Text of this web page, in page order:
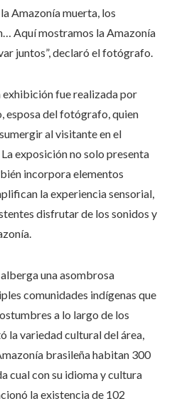
Amazonía muerta, los
Aquí mostramos la Amazonía
juntos”, declaró el fotógrafo.
exhibición fue realizada por
esposa del fotógrafo, quien
al visitante en el
exposición no solo presenta
incorpora elementos
la experiencia sensorial,
disfrutar de los sonidos y
una asombrosa
comunidades indígenas que
a lo largo de los
la variedad cultural del área,
brasileña habitan 300
cual con su idioma y cultura
la existencia de 102